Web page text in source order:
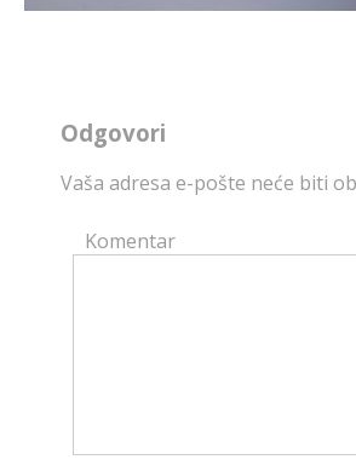
Odgovori
Vaša adresa e-pošte neće biti
Komentar